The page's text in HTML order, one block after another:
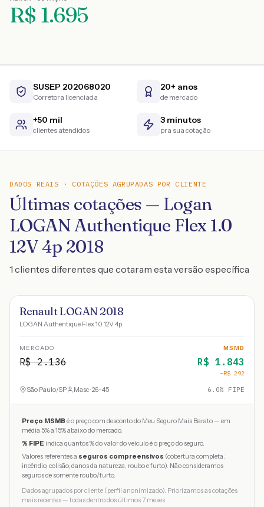
R$ 1.695
SUSEP 202068020
Corretora licenciada
20+ anos
de mercado
+50 mil
clientes atendidos
3 minutos
pra sua cotação
DADOS REAIS · COTAÇÕES AGRUPADAS POR CLIENTE
Últimas cotações — Logan
LOGAN Authentique Flex 1.0
12V 4p 2018
1 clientes diferentes que cotaram esta versão específica
Renault LOGAN 2018
LOGAN Authentique Flex 1.0 12V 4p
MERCADO
R$2.136
MSMB
R$ 1.843
−R$ 292
São Paulo/SP Masc · 26-45 6.0% FIPE
Preço MSMB é o preço com desconto do Meu Seguro Mais Barato — em
média 5% a 15% abaixo do mercado.
% FIPE indica quantos % do valor do veículo é o preço do seguro.
Valores referentes a seguros compreensivos (cobertura completa:
incêndio, colisão, danos da natureza, roubo e furto). Não consideramos
seguros de somente roubo/furto.
Dados agrupados por cliente (perfil anonimizado). Priorizamos as cotações
mais recentes — todas dentro dos últimos 7 meses.